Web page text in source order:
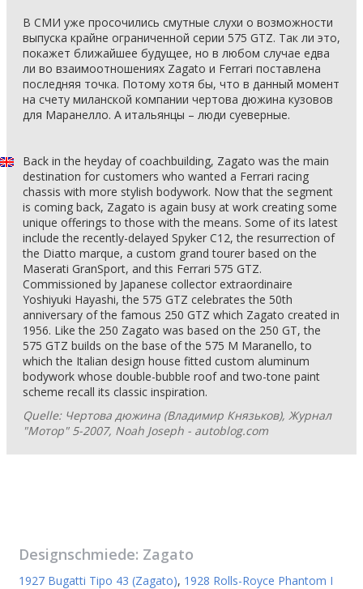
В СМИ уже просочились смутные слухи о возможности
выпуска крайне ограниченной серии 575 GTZ. Так ли это,
покажет ближайшее будущее, но в любом случае едва
ли во взаимоотношениях Zagato и Ferrari поставлена
последняя точка. Потому хотя бы, что в данный момент
на счету миланской компании чертова дюжина кузовов
для Маранелло. А итальянцы – люди суеверные.
Back in the heyday of coachbuilding, Zagato was the main
destination for customers who wanted a Ferrari racing
chassis with more stylish bodywork. Now that the segment
is coming back, Zagato is again busy at work creating some
unique offerings to those with the means. Some of its latest
include the recently-delayed Spyker C12, the resurrection of
the Diatto marque, a custom grand tourer based on the
Maserati GranSport, and this Ferrari 575 GTZ.
Commissioned by Japanese collector extraordinaire
Yoshiyuki Hayashi, the 575 GTZ celebrates the 50th
anniversary of the famous 250 GTZ which Zagato created in
1956. Like the 250 Zagato was based on the 250 GT, the
575 GTZ builds on the base of the 575 M Maranello, to
which the Italian design house fitted custom aluminum
bodywork whose double-bubble roof and two-tone paint
scheme recall its classic inspiration.
Quelle: Чертова дюжина (Владимир Князьков), Журнал
"Мотор" 5-2007, Noah Joseph - autoblog.com
Designschmiede: Zagato
1927 Bugatti Tipo 43 (Zagato), 1928 Rolls-Royce Phantom I